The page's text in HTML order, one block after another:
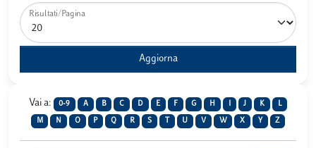
Risultati/Pagina
Vai a: 0-9 A B C D E F G H J K L
M N O P Q R S U V W X Y Z